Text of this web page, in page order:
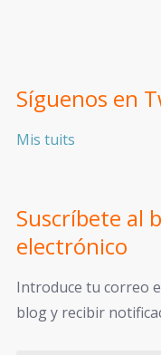
Síguenos en
Mis tuits
Suscríbete al
electrónico
Introduce tu correo
blog y recibir